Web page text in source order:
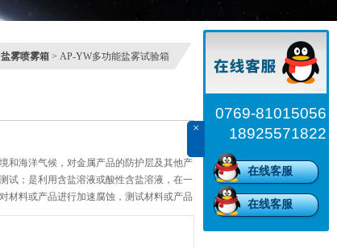
盐雾喷雾箱 > AP-YW多功能盐雾试验箱
和海洋气候，对金属产品的防护层及其他产
试；是利用含盐溶液或酸性含盐溶液，在一
材料或产品进行加速腐蚀，测试材料或产品
度。
0769-81015056
18925571822
在线客服
在线客服
×